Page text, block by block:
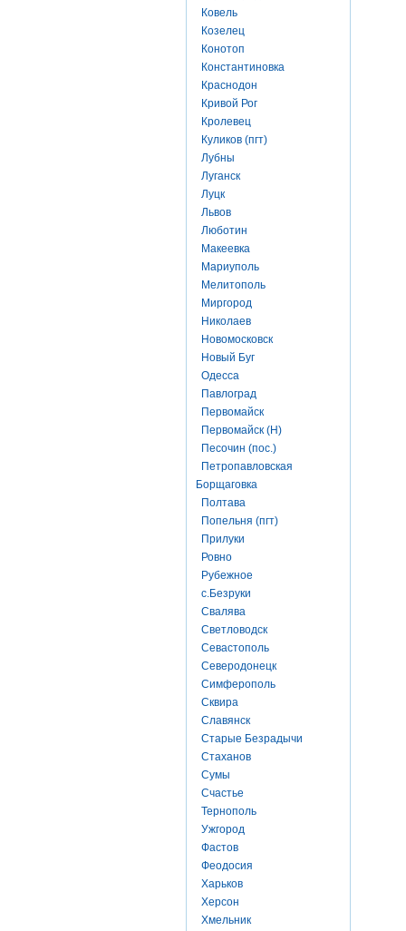
Ковель
Козелец
Конотоп
Константиновка
Краснодон
Кривой Рог
Кролевец
Куликов (пгт)
Лубны
Луганск
Луцк
Львов
Люботин
Макеевка
Мариуполь
Мелитополь
Миргород
Николаев
Новомосковск
Новый Буг
Одесса
Павлоград
Первомайск
Первомайск (Н)
Песочин (пос.)
Петропавловская
Борщаговка
Полтава
Попельня (пгт)
Прилуки
Ровно
Рубежное
с.Безруки
Свалява
Светловодск
Севастополь
Северодонецк
Симферополь
Сквира
Славянск
Старые Безрадычи
Стаханов
Сумы
Счастье
Тернополь
Ужгород
Фастов
Феодосия
Харьков
Херсон
Хмельник